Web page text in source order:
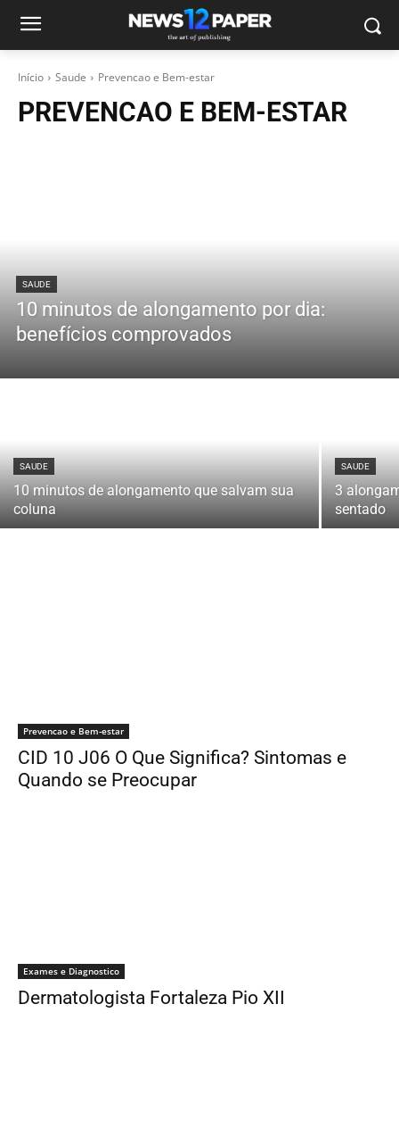
Início Saude Prevencao e Bem-estar
PREVENCAO E BEM-ESTAR
SAUDE
10 minutos de alongamento por dia:
benefícios comprovados
SAUDE
10 minutos de alongamento que salvam sua
coluna
SAUDE
3
sentado
Prevencao e Bem-estar
CID 10 J06 O Que Significa? Sintomas e
Quando se Preocupar
Exames e Diagnostico
Dermatologista Fortaleza Pio XII